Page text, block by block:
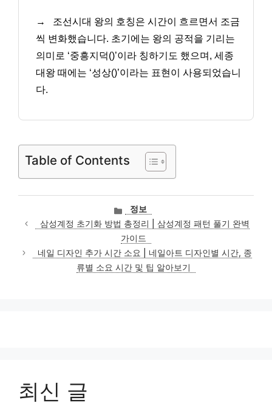
→
조선시대 왕의 호칭은 시간이 흐르면서 조금
씩 변화했습니다. 초기에는 왕의 공적을 기리는
의미로 ‘중흥지덕()’이라 칭하기도 했으며, 세종
대왕 때에는 ‘성상()’이라는 표현이 사용되었습니
다.
Table of Contents
카
테
고
리
정보
삼성계정 초기화 방법 총정리 | 삼성계정 패턴 풀기 완벽
가이드
네일 디자인 추가 시간 소요 | 네일아트 디자인별 시간, 종
류별 소요 시간 및 팁 알아보기
최신 글